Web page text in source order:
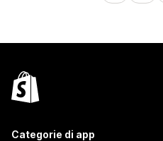
Categorie di app